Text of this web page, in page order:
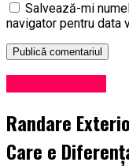
Salvează-mi
navigator pentru data
Randare
Care e